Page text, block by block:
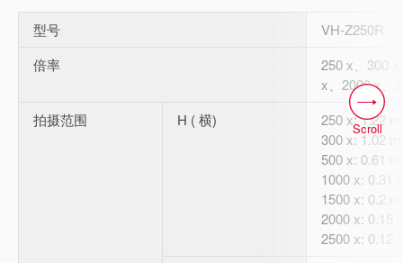
型号
VH-Z250R
倍率
250 x、300
x、2000 x、
拍摄范围
H ( 横)
250 x: 1.22
300 x: 1.02
500 x: 0.61
1000 x: 0.31
1500 x: 0.2
2000 x: 0.15
2500 x: 0.12
Scroll